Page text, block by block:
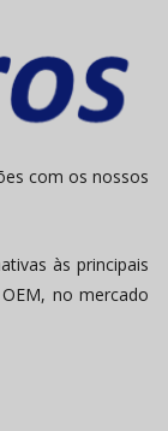
com os nossos
às principais
no mercado